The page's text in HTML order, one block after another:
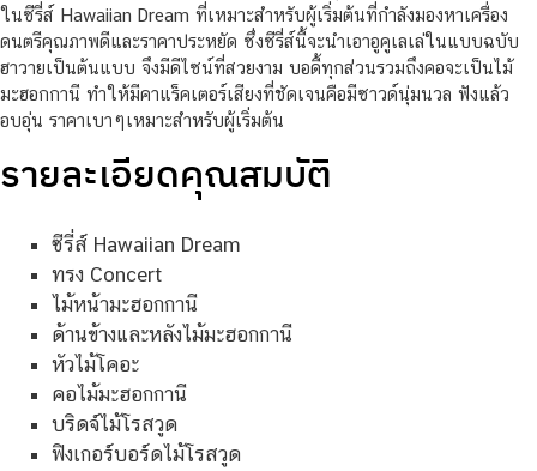
ในซีรี่ส์ Hawaiian Dream ที่เหมาะสำหรับผู้เริ่มต้นที่กำลังมองหาเครื่อง
ดนตรีคุณภาพดีและราคาประหยัด ซึ่งซีรี่ส์นี้จะนำเอาอูคูเลเล่ในแบบฉบับ
ฮาวายเป็นต้นแบบ จึงมีดีไซน์ที่สวยงาม บอดี้ทุกส่วนรวมถึงคอจะเป็นไม้
มะฮอกกานี ทำให้มีคาแร็คเตอร์เสียงที่ชัดเจนคือมีซาวด์นุ่มนวล ฟังแล้ว
อบอุ่น ราคาเบาๆเหมาะสำหรับผู้เริ่มต้น
รายละเอียดคุณสมบัติ
ซีรี่ส์ Hawaiian Dream
ทรง Concert
ไม้หน้ามะฮอกกานี
ด้านข้างและหลังไม้มะฮอกกานี
หัวไม้โคอะ
คอไม้มะฮอกกานี
บริดจ์ไม้โรสวูด
ฟิงเกอร์บอร์ดไม้โรสวูด